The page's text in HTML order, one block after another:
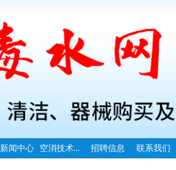
新闻中心 空消技术指导 招聘信息 联系我们